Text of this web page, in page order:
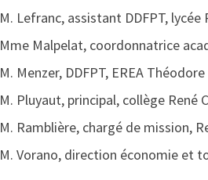
M. Lefranc, assistant DDFPT,
Mme Malpelat, coordonnatrice
M. Menzer, DDFPT, EREA
M. Pluyaut, principal, collège René
M. Ramblière, chargé de mission,
M. Vorano, direction économie et